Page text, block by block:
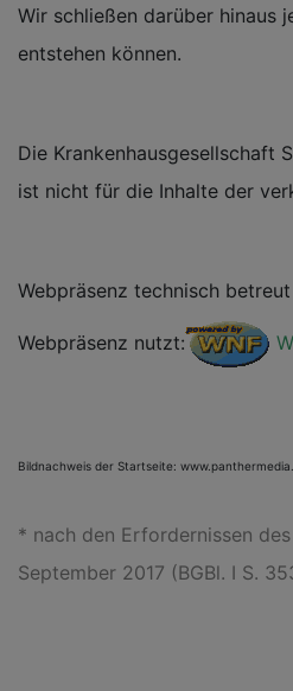
Wir schließen darüber hinaus
entstehen können.
Die Krankenhausgesellschaft
ist nicht für die Inhalte der
Webpräsenz technisch
Webpräsenz nutzt:
Bildnachweis der Startseite:
* nach den Erfordernissen
September 2017 (BGBl. I S.